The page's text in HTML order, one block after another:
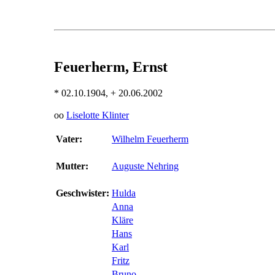
Feuerherm, Ernst
* 02.10.1904, + 20.06.2002
oo Liselotte Klinter
Vater: Wilhelm Feuerherm
Mutter: Auguste Nehring
Geschwister: Hulda
Anna
Kläre
Hans
Karl
Fritz